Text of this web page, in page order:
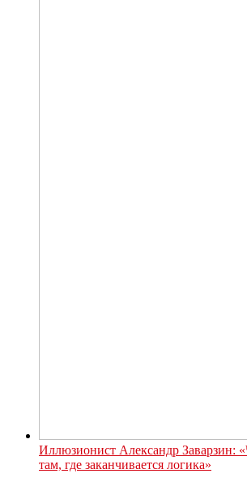
Иллюзионист Александр Заварзин:
там, где заканчивается логика»